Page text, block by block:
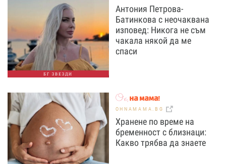
БГ ЗВЕЗДИ
Антония Петрова-
Батинкова с неочаквана
изповед: Никога не съм
чакала някой да ме
спаси
OHNAMAMA.BG
Хранене по време на
бременност с близнаци:
Какво трябва да знаете